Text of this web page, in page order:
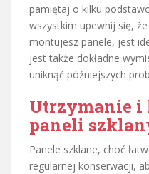
pamiętaj o kilku
wszystkim upewnij się,
montujesz panele, jest
jest także dokładne
uniknąć późniejszych
Utrzymanie i
paneli
Panele szklane, choć
regularnej konserwacji,